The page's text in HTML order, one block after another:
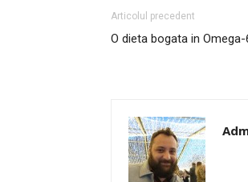
Articolul precedent
O dieta bogata in